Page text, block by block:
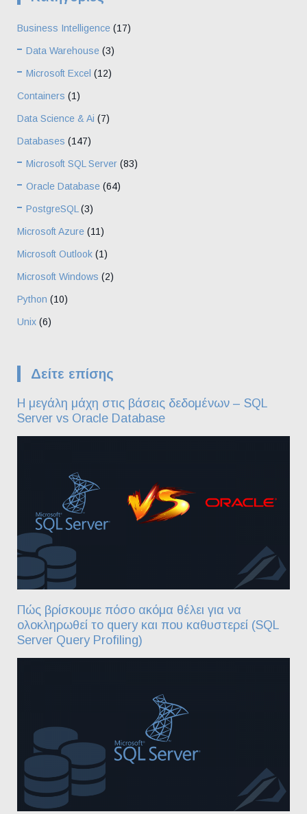
Business Intelligence (17)
Data Warehouse (3)
Microsoft Excel (12)
Containers (1)
Data Science & Ai (7)
Databases (147)
Microsoft SQL Server (83)
Oracle Database (64)
PostgreSQL(3)
Microsoft Azure (11)
Microsoft Outlook (1)
Microsoft Windows (2)
Python (10)
Unix (6)
Δείτε επίσης
Η μεγάλη μάχη στις βάσεις δεδομένων – SQL
Server vs Oracle Database
Πώς βρίσκουμε πόσο ακόμα θέλει για να
ολοκληρωθεί το query και που καθυστερεί (SQL
Server Query Profiling)